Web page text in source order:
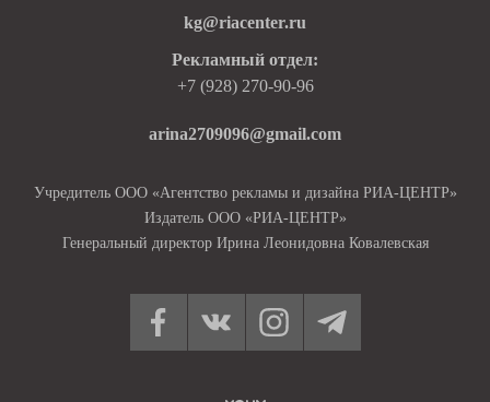
kg@riacenter.ru
Рекламный отдел:
+7 (928) 270-90-96
arina2709096@gmail.com
Учредитель ООО «Агентство рекламы и дизайна РИА-ЦЕНТР»
Издатель ООО «РИА-ЦЕНТР»
Генеральный директор Ирина Леонидовна Ковалевская